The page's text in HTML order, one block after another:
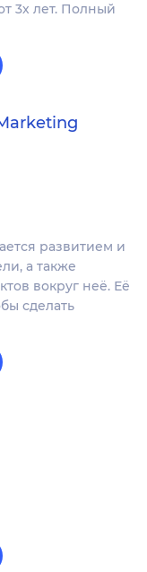
3х лет. Полный
развитием и
а также
вокруг неё. Её
сделать